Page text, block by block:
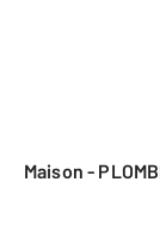
Maison -